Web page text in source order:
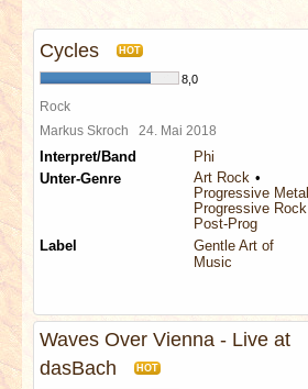
SPECIALS
REDAKTION
LINKS
ARCHIV
Cycles HOT
8,0
Rock
Markus Skroch 24. Mai 2018
Interpret/Band
Phi
Unter-Genre
Art Rock
Progressive Metal
Progressive Rock
Post-Prog
Label
Gentle Art of
Music
Waves Over Vienna - Live at
dasBach
HOT